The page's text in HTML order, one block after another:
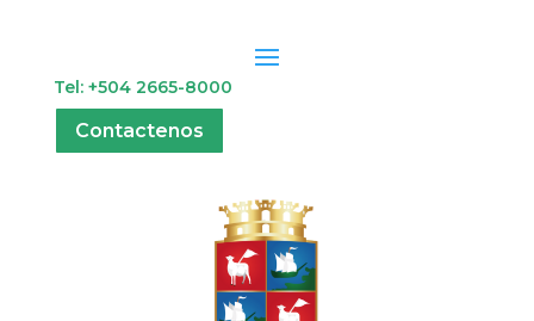
Tel: +504 2665-8000
Contactenos